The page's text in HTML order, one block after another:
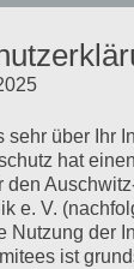
für
gegen
sehr über Ihr
hat
den
e. V.
Nutzung der
ist